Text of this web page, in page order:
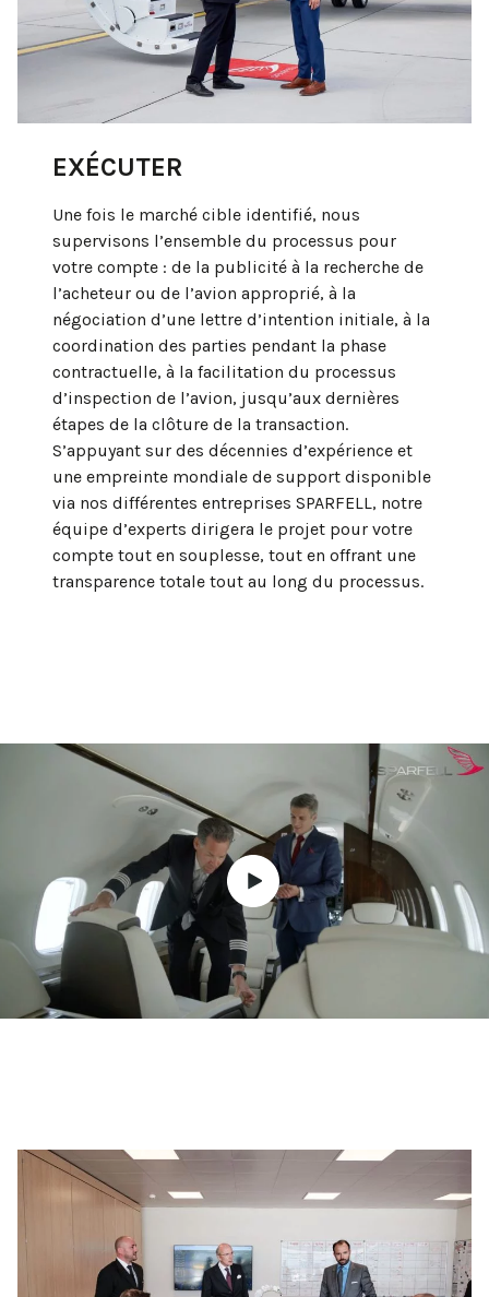
EXÉCUTER
Une fois le marché cible identifié, nous
supervisons l’ensemble du processus pour
votre compte : de la publicité à la recherche de
l’acheteur ou de l’avion approprié, à la
négociation d’une lettre d’intention initiale, à la
coordination des parties pendant la phase
contractuelle, à la facilitation du processus
d’inspection de l’avion, jusqu’aux dernières
étapes de la clôture de la transaction.
S’appuyant sur des décennies d’expérience et
une empreinte mondiale de support disponible
via nos différentes entreprises SPARFELL, notre
équipe d’experts dirigera le projet pour votre
compte tout en souplesse, tout en offrant une
transparence totale tout au long du processus.